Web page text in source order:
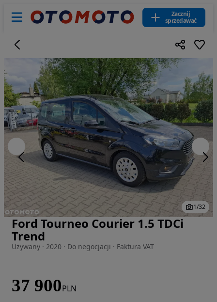
Zacznij
sprzedawać
Zdjęcie 1 z 32
1/32
Ford Tourneo Courier 1.5 TDCi
Trend
Używany · 2020 · Do negocjacji · Faktura VAT
37 900PLN